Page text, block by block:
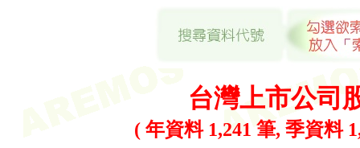
台灣上市公司
( 年資料 1,241 筆, 季資料